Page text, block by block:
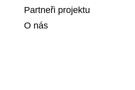
Partneři projektu
O nás